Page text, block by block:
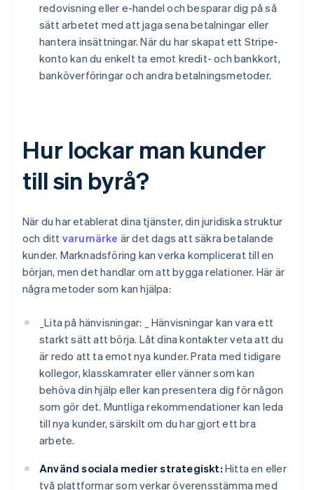
redovisning eller e-handel och besparar dig på så
sätt arbetet med att jaga sena betalningar eller
hantera insättningar. När du har skapat ett Stripe-
konto kan du enkelt ta emot kredit- och bankkort,
banköverföringar och andra betalningsmetoder.
Hur lockar man kunder
till sin byrå?
När du har etablerat dina tjänster, din juridiska struktur
och ditt varumärke är det dags att säkra betalande
kunder. Marknadsföring kan verka komplicerat till en
början, men det handlar om att bygga relationer. Här är
några metoder som kan hjälpa:
_Lita på hänvisningar: _
Hänvisningar kan vara ett
starkt sätt att börja. Låt dina kontakter veta att du
är redo att ta emot nya kunder. Prata med tidigare
kollegor, klasskamrater eller vänner som kan
behöva din hjälp eller kan presentera dig för någon
som gör det. Muntliga rekommendationer kan leda
till nya kunder, särskilt om du har gjort ett bra
arbete.
Använd sociala medier strategiskt: Hitta en eller
två plattformar som verkar överensstämma med